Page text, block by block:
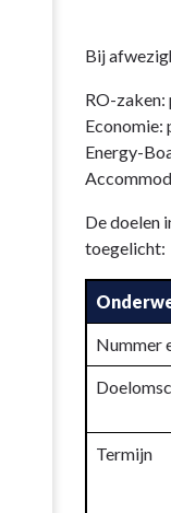
Bij
RO-
Energy-
De doelen
toegelicht:
Nummer
Termijn